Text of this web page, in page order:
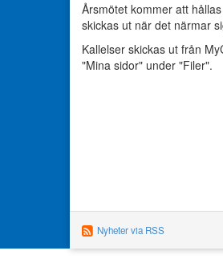
Årsmötet kommer att
skickas ut när det närmar
Kallelser skickas ut från
"Mina sidor" under "Filer".
Nyheter via RSS